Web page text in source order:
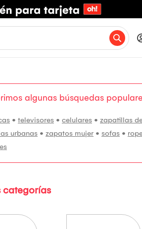
algunas búsquedas
• televisores • celulares • zapatillas
urbanas • zapatos mujer • sofas •
categorías